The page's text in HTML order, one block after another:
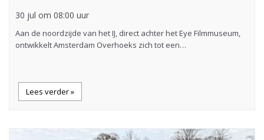
30 jul om 08:00 uur
Aan de noordzijde van het IJ, direct achter het Eye Filmmuseum,
ontwikkelt Amsterdam Overhoeks zich tot een…
Lees verder »